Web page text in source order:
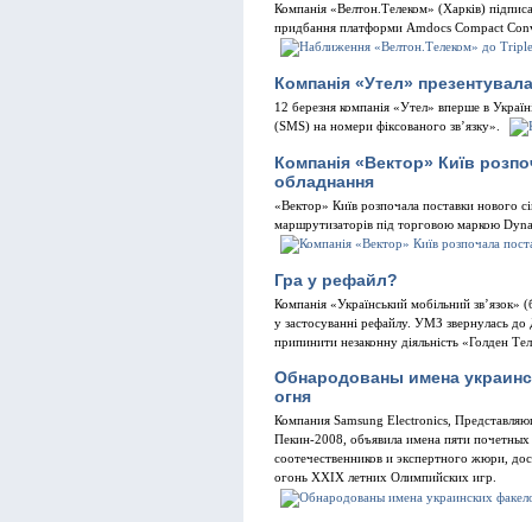
Компанія «Велтон.Телеком» (Харків)
придбання платформи Amdocs Compact
Компанія «Утел»
12 березня компанія «Утел» вперше в
(SMS) на номери фiксованого зв’язку».
Компанія «Вектор» Київ
обладнання
«Вектор» Київ розпочала поставки нового
маршрутизаторів під торговою маркою
Гра у рефайл?
Компанія «Український мобільний
у застосуванні рефайлу. УМЗ звернулась
припинити незаконну діяльність «Голден
Обнародованы имена
огня
Компания Samsung Electronics,
Пекин-2008, объявила имена пяти
соотечественников и экспертного жюри,
огонь XXIX летних Олимпийских игр.